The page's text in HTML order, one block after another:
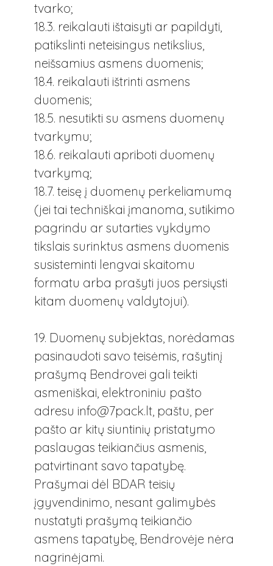
tvarko;
18.3. reikalauti ištaisyti ar papildyti,
patikslinti neteisingus netikslius,
neišsamius asmens duomenis;
18.4. reikalauti ištrinti asmens
duomenis;
18.5. nesutikti su asmens duomenų
tvarkymu;
18.6. reikalauti apriboti duomenų
tvarkymą;
18.7. teisę į duomenų perkeliamumą
(jei tai techniškai įmanoma, sutikimo
pagrindu ar sutarties vykdymo
tikslais surinktus asmens duomenis
susisteminti lengvai skaitomu
formatu arba prašyti juos persiųsti
kitam duomenų valdytojui).
19. Duomenų subjektas, norėdamas
pasinaudoti savo teisėmis, rašytinį
prašymą Bendrovei gali teikti
asmeniškai, elektroniniu pašto
adresu info@7pack.lt, paštu, per
pašto ar kitų siuntinių pristatymo
paslaugas teikiančius asmenis,
patvirtinant savo tapatybę.
Prašymai dėl BDAR teisių
įgyvendinimo, nesant galimybės
nustatyti prašymą teikiančio
asmens tapatybę, Bendrovėje nėra
nagrinėjami.